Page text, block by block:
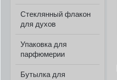
Стеклянный флакон
для духов
Упаковка для
парфюмерии
Бутылка для